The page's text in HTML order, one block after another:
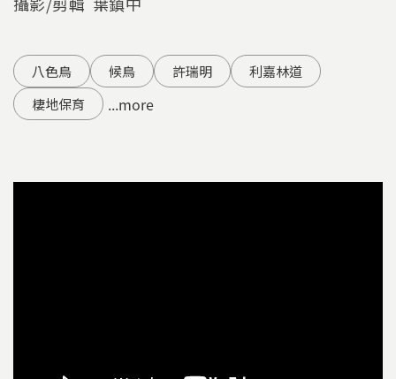
八色鳥 候鳥 許瑞明
利嘉林道
棲地保育
...more